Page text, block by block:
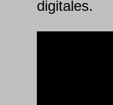
digitales.